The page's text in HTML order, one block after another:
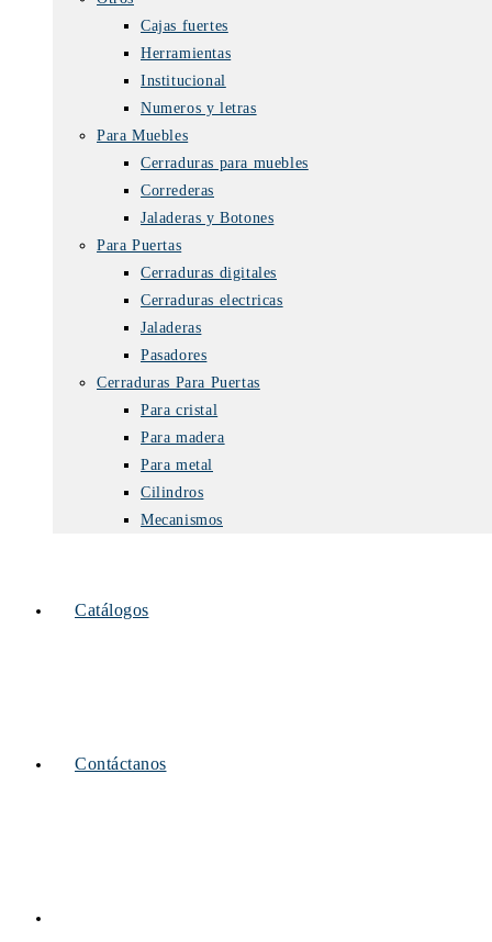
Cajas fuertes
Herramientas
Institucional
Numeros y letras
Para Muebles
Cerraduras para muebles
Correderas
Jaladeras y Botones
Para Puertas
Cerraduras digitales
Cerraduras electricas
Jaladeras
Pasadores
Cerraduras Para Puertas
Para cristal
Para madera
Para metal
Cilindros
Mecanismos
Catálogos
Contáctanos